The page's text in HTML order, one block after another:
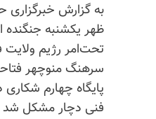
به گزارش
ظهر یکشنبه جنگنده
تحت‌امر رژیم ولایت
سرهنگ منوچهر
پایگاه چهارم
فنی دچار مشکل